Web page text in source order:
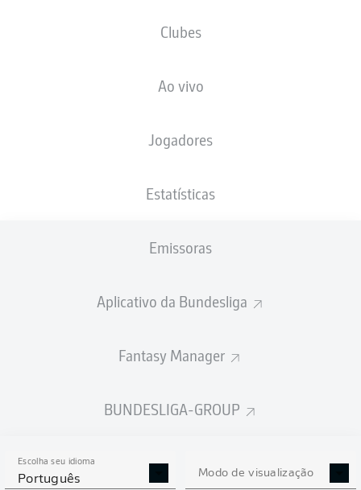
Clubes
Ao vivo
Jogadores
Estatísticas
Emissoras
Aplicativo da Bundesliga
Fantasy Manager
BUNDESLIGA-GROUP
Escolha seu idioma
Português Modo de visualização
0